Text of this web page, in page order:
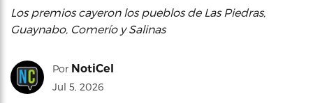
Los premios cayeron los pueblos de Las Piedras,
Guaynabo, Comerío y Salinas
Por NotiCel
Jul 5, 2026